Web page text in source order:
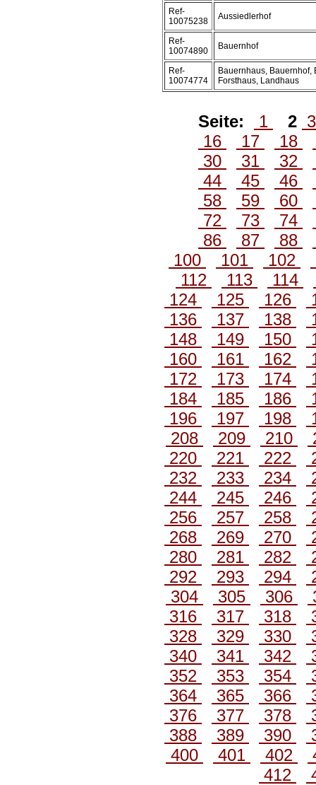
Ref-
10075238
Aussiedlerhof
Ref-
10074890
Bauernhof
Ref-
10074774
Bauernhaus, Bauernhof,
Forsthaus, Landhaus
Seite: 1 2
16
17 18
30
31 32
44
45 46
58
59 60
72
73 74
86
87 88
100
101 102
112
113 114
124
125 126
136
137 138
148
149 150
160
161 162
172
173 174
184
185 186
196
197 198
208
209 210
220
221 222
232
233 234
244
245 246
256
257 258
268
269 270
280
281 282
292
293 294
304
305 306
316
317 318
328
329 330
340
341 342
352
353 354
364
365 366
376
377 378
388
389 390
400
401 402
412